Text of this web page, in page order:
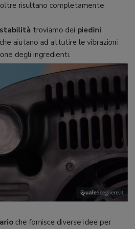
risultano completamente
stabilità troviamo dei piedini
aiutano ad attutire le vibrazioni
degli ingredienti.
che fornisce diverse idee per